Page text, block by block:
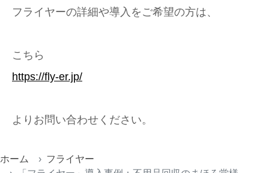
フライヤーの詳細や導入をご希望の方は、
こちら
https://fly-er.jp/
よりお問い合わせください。
ホーム
フライヤー